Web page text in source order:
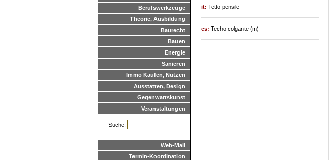
Berufswerkzeuge
Theorie, Ausbildung
Baurecht
Bauen
Energie
Sanieren
Immo Kaufen, Nutzen
Ausstatten, Design
Gegenwartskunst
Veranstaltungen
Suche:
Web-Mail
Termin-Koordination
it: Tetto pensile
es: Techo colgante (m)